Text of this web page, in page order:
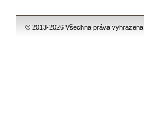
© 2013-2026 Všechna práva vyhrazena.